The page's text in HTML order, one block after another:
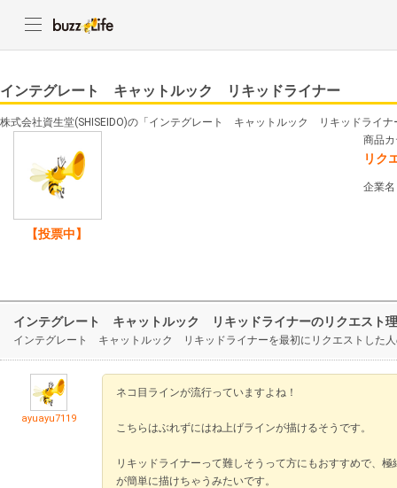
インテグレート キャットルック リキッドライナー
株式会社資生堂(SHISEIDO)の「インテグレート キャットルック リキッドライナ
【投票中】
商品
リク
企業
インテグレート キャットルック リキッドライナーのリクエスト
インテグレート キャットルック リキッドライナーを最初にリクエストした
ayuayu7119
ネコ目ラインが流行っていますよね！
こちらはぶれずにはね上げラインが描けるそうです。
リキッドライナーって難しそうって方にもおすすめで、
が簡単に描けちゃうみたいです。